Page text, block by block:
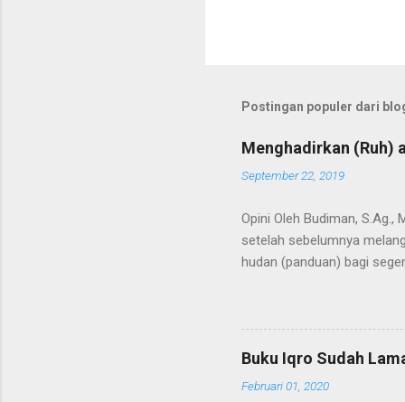
i
g
o
n
t
a
Postingan populer dari
Menghadirkan (Ruh)
September 22, 2019
Opini Oleh Budiman,
setelah sebelumnya
hudan (panduan) bagi
bahkan semesta.
Alquran dimulai saat
mengubah nama Yatsrib
Baginda Nabi merupakan
berakhirnya pewahyuan dan
Buku Iqro Sudah
Februari 01, 2020